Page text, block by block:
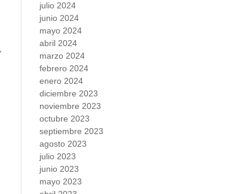
julio 2024
junio 2024
mayo 2024
abril 2024
marzo 2024
febrero 2024
enero 2024
diciembre 2023
noviembre 2023
octubre 2023
septiembre 2023
agosto 2023
julio 2023
junio 2023
mayo 2023